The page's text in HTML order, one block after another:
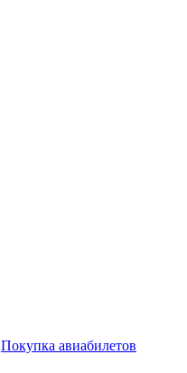
Покупка авиабилетов